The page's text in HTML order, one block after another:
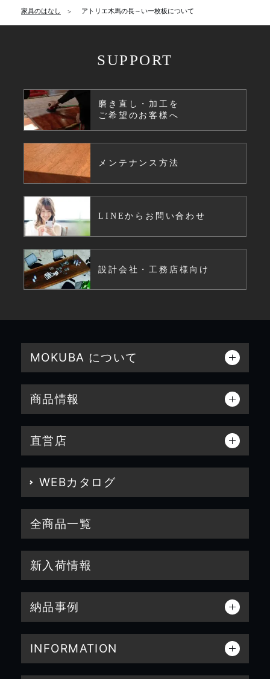
家具のはなし アトリエ木馬の長～い一枚板について
SUPPORT
磨き直し・加工を
ご希望のお客様へ
メンテナンス方法
LINEからお問い合わせ
設計会社・工務店様向け
MOKUBA について
商品情報
直営店
WEBカタログ
全商品一覧
新入荷情報
納品事例
INFORMATION